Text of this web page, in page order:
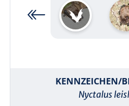
KENNZEICHEN/
Nyctalus